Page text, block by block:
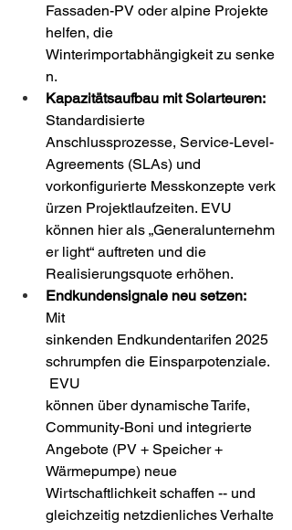
Fassaden-PV oder alpine Projekte
helfen, die
Winterimportabhängigkeit zu senke
n.
Kapazitätsaufbau mit Solarteuren:
Standardisierte
Anschlussprozesse, Service-Level-
Agreements (SLAs) und
vorkonfigurierte Messkonzepte verk
ürzen Projektlaufzeiten. EVU
können hier als „Generalunternehm
er light“ auftreten und die
Realisierungsquote erhöhen.
Endkundensignale neu setzen:
Mit
sinkenden Endkundentarifen 2025
schrumpfen die Einsparpotenziale.
EVU
können über dynamische Tarife,
Community-Boni und integrierte
Angebote (PV + Speicher +
Wärmepumpe) neue
Wirtschaftlichkeit schaffen -- und
gleichzeitig netzdienliches Verhalte